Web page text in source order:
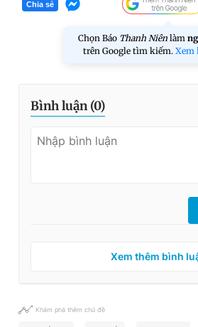
Chia sẻ
Chọn Báo Thanh Niên làm
trên Google tìm kiếm. Xem
Bình luận (0)
Xem thêm bình
Khám phá thêm chủ đề